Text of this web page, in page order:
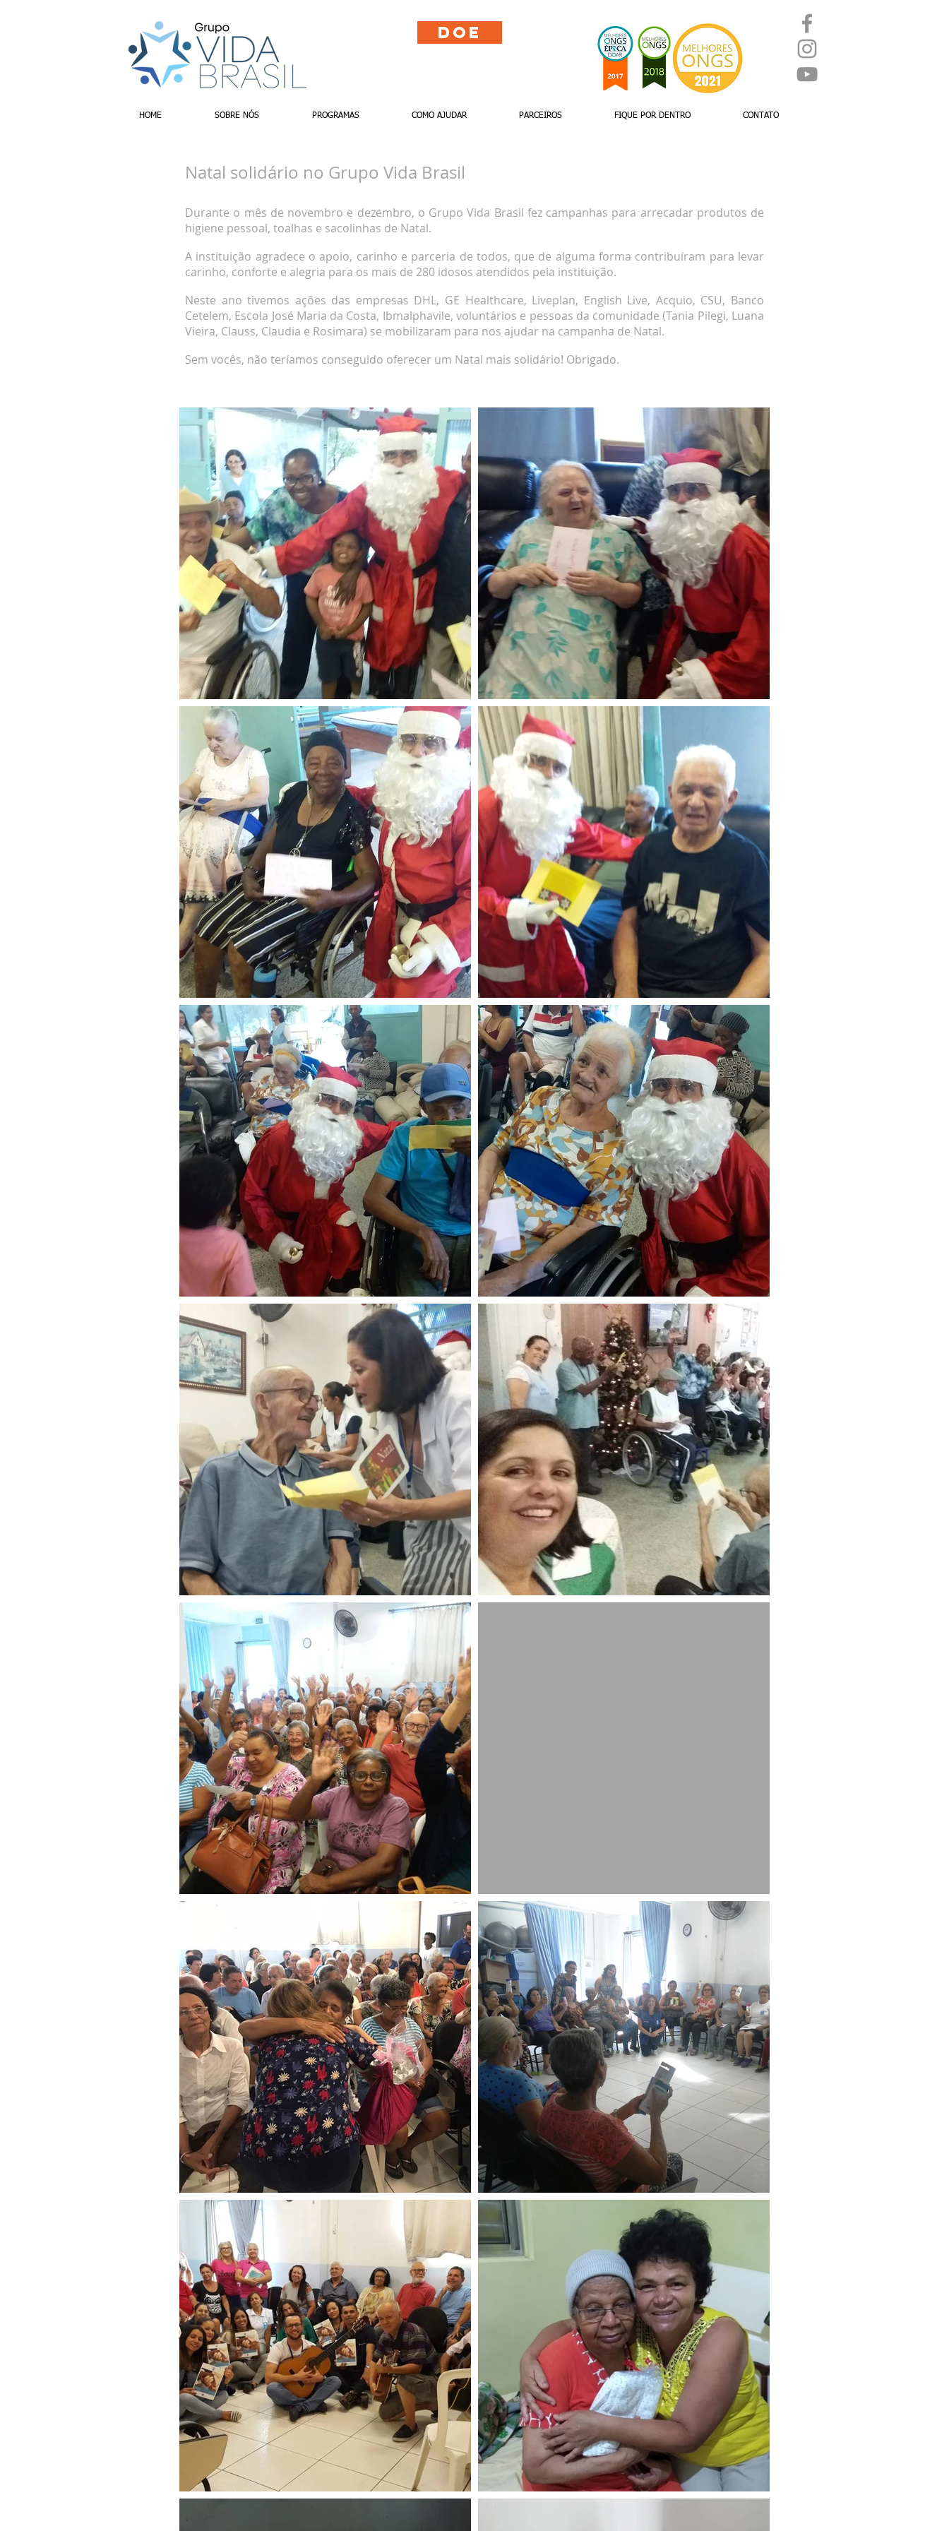
Doe
HOME SOBRE NÓS PROGRAMAS COMO AJUDAR PARCEIROS FIQUE POR DENTRO CONTATO
Natal solidário no Grupo Vida Brasil
Durante o mês de novembro e dezembro, o Grupo Vida Brasil fez campanhas para arrecadar produtos de
higiene pessoal, toalhas e sacolinhas de Natal.
A instituição agradece o apoio, carinho e parceria de todos, que de alguma forma contribuíram para levar
carinho, conforte e alegria para os mais de 280 idosos atendidos pela instituição.
Neste ano tivemos ações das empresas DHL, GE Healthcare, Liveplan, English Live, Acquio, CSU, Banco
Cetelem, Escola José Maria da Costa, Ibmalphavile, voluntários e pessoas da comunidade (Tania Pilegi, Luana
Vieira, Clauss, Claudia e Rosimara) se mobilizaram para nos ajudar na campanha de Natal.
Sem vocês, não teríamos conseguido oferecer um Natal mais solidário! Obrigado.